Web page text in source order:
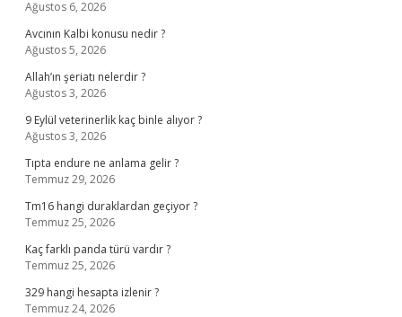
Ağustos 6, 2026
Avcının Kalbi konusu nedir ?
Ağustos 5, 2026
Allah’ın şeriatı nelerdir ?
Ağustos 3, 2026
9 Eylül veterinerlik kaç binle alıyor ?
Ağustos 3, 2026
Tıpta endure ne anlama gelir ?
Temmuz 29, 2026
Tm16 hangi duraklardan geçiyor ?
Temmuz 25, 2026
Kaç farklı panda türü vardır ?
Temmuz 25, 2026
329 hangi hesapta izlenir ?
Temmuz 24, 2026